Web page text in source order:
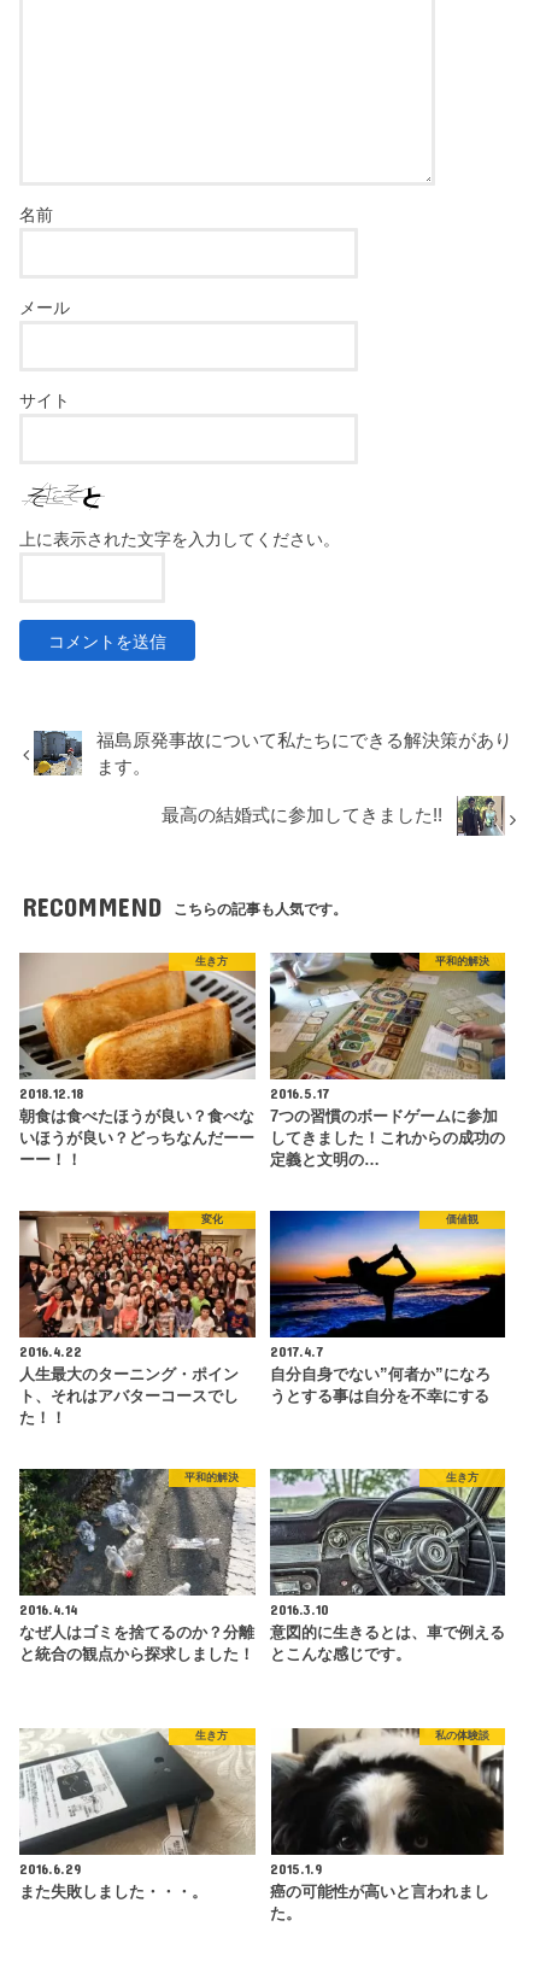
名前
メール
サイト
上に表示された文字を入力してください。
福島原発事故について私たちにできる解決策があり
ます。
最高の結婚式に参加してきました!!
RECOMMEND こちらの記事も人気です。
生き方
2018.12.18
朝食は食べたほうが良い？食べな
いほうが良い？どっちなんだーー
ーー！！
平和的解決
2016.5.17
7つの習慣のボードゲームに参加
してきました！これからの成功の
定義と文明の…
変化
2016.4.22
人生最大のターニング・ポイン
ト、それはアバターコースでし
た！！
価値観
2017.4.7
自分自身でない”何者か”になろ
うとする事は自分を不幸にする
平和的解決
2016.4.14
なぜ人はゴミを捨てるのか？分離
と統合の観点から探求しました！
生き方
2016.3.10
意図的に生きるとは、車で例える
とこんな感じです。
生き方
2016.6.29
また失敗しました・・・。
私の体験談
2015.1.9
癌の可能性が高いと言われまし
た。